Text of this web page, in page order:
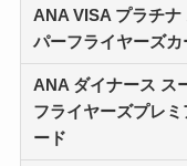
ANA VISA プラチナ
パーフライヤーズカ
ANA ダイナース ス
フライヤーズプレミ
ード